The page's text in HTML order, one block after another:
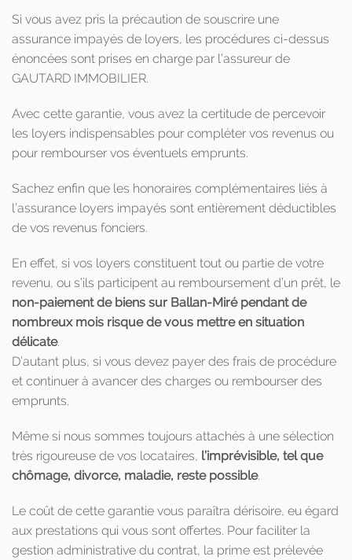
Si vous avez pris la précaution de souscrire une
assurance impayés de loyers, les procédures ci-dessus
énoncées sont prises en charge par l’assureur de
GAUTARD IMMOBILIER.
Avec cette garantie, vous avez la certitude de percevoir
les loyers indispensables pour compléter vos revenus ou
pour rembourser vos éventuels emprunts.
Sachez enfin que les honoraires complémentaires liés à
l’assurance loyers impayés sont entièrement déductibles
de vos revenus fonciers.
En effet, si vos loyers constituent tout ou partie de votre
revenu, ou s’ils participent au remboursement d’un prêt, le
non-paiement de biens sur Ballan-Miré pendant de
nombreux mois risque de vous mettre en situation
délicate.
D’autant plus, si vous devez payer des frais de procédure
et continuer à avancer des charges ou rembourser des
emprunts.
Même si nous sommes toujours attachés à une sélection
très rigoureuse de vos locataires, l’imprévisible, tel que
chômage, divorce, maladie, reste possible.
Le coût de cette garantie vous paraîtra dérisoire, eu égard
aux prestations qui vous sont offertes. Pour faciliter la
gestion administrative du contrat, la prime est prélevée